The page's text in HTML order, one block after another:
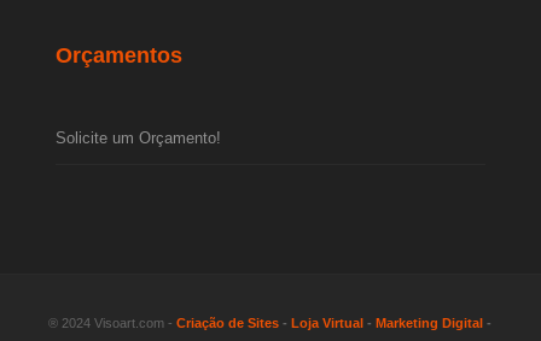
Orçamentos
Solicite um Orçamento!
® 2024 Visoart.com -Criação de Sites -Loja Virtual -Marketing Digital -